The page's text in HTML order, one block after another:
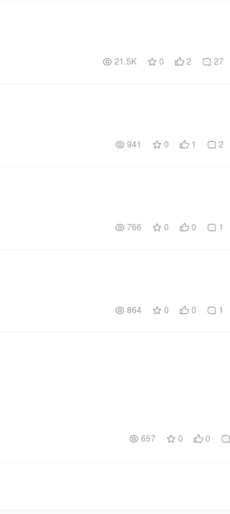
21.5K 0 2 27
941 0 1 2
766 0 0 1
864 0 0 1
657 0 0